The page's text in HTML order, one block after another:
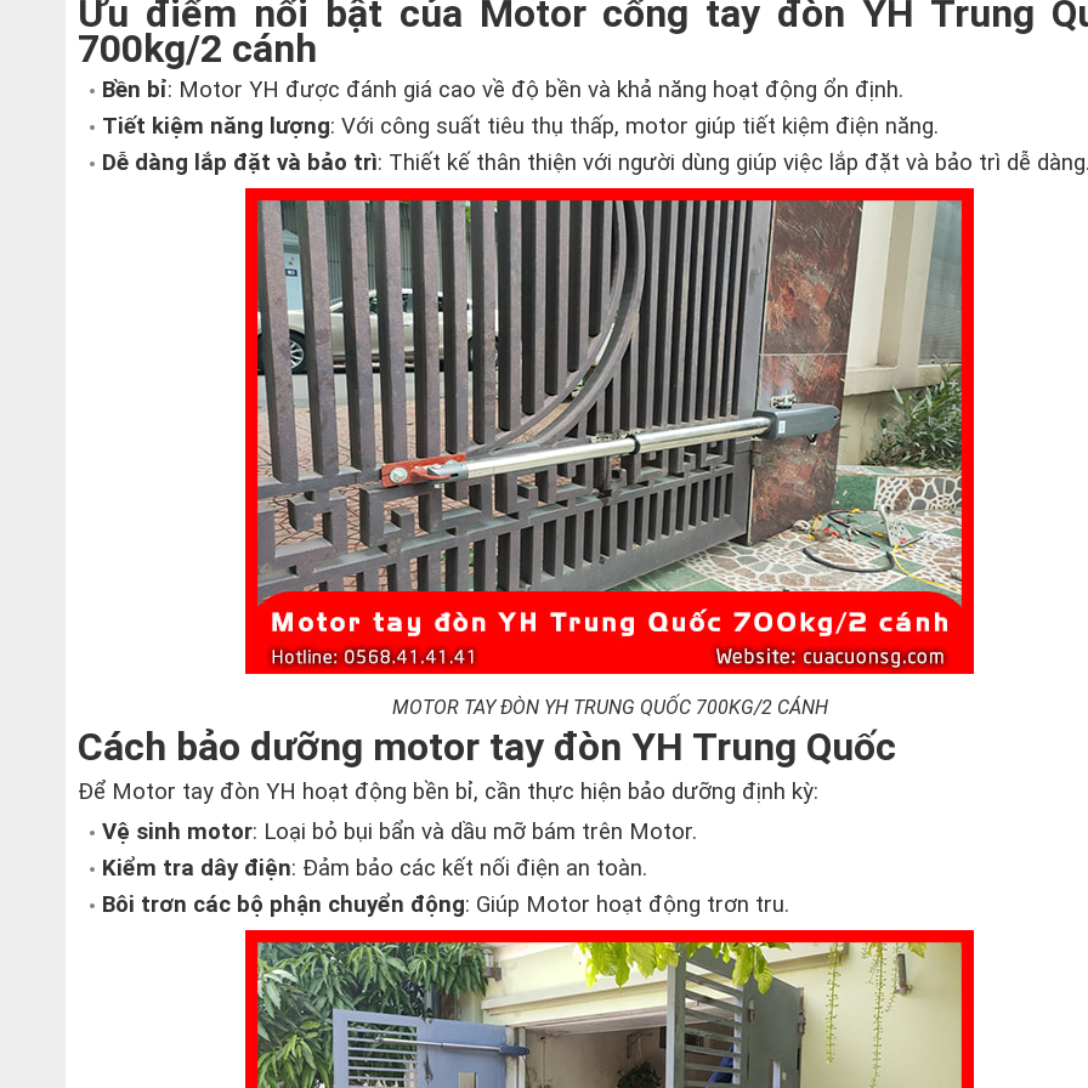
Ưu điểm nổi bật của Motor cổng tay đòn YH Trung
700kg/2 cánh
Bền bỉ: Motor YH được đánh giá cao về độ bền và khả năng hoạt động ổn định.
Tiết kiệm năng lượng: Với công suất tiêu thụ thấp, motor giúp tiết kiệm điện năng.
Dễ dàng lắp đặt và bảo trì: Thiết kế thân thiện với người dùng giúp việc lắp đặt và bảo trì dễ dàng.
MOTOR TAY ĐÒN YH TRUNG QUỐC 700KG/2 CÁNH
Cách bảo dưỡng motor tay đòn YH Trung Quốc
Để Motor tay đòn YH hoạt động bền bỉ, cần thực hiện bảo dưỡng định kỳ:
Vệ sinh motor: Loại bỏ bụi bẩn và dầu mỡ bám trên Motor.
Kiểm tra dây điện: Đảm bảo các kết nối điện an toàn.
Bôi trơn các bộ phận chuyển động: Giúp Motor hoạt động trơn tru.